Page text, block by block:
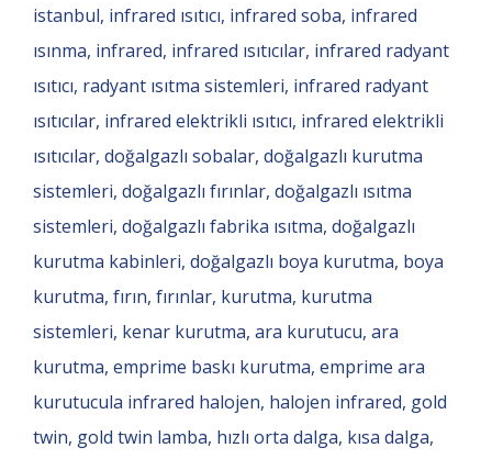
istanbul, infrared ısıtıcı, infrared soba, infrared
ısınma, infrared, infrared ısıtıcılar, infrared radyant
ısıtıcı, radyant ısıtma sistemleri, infrared radyant
ısıtıcılar, infrared elektrikli ısıtıcı, infrared elektrikli
ısıtıcılar, doğalgazlı sobalar, doğalgazlı kurutma
sistemleri, doğalgazlı fırınlar, doğalgazlı ısıtma
sistemleri, doğalgazlı fabrika ısıtma, doğalgazlı
kurutma kabinleri, doğalgazlı boya kurutma, boya
kurutma, fırın, fırınlar, kurutma, kurutma
sistemleri, kenar kurutma, ara kurutucu, ara
kurutma, emprime baskı kurutma, emprime ara
kurutucula infrared halojen, halojen infrared, gold
twin, gold twin lamba, hızlı orta dalga, kısa dalga,